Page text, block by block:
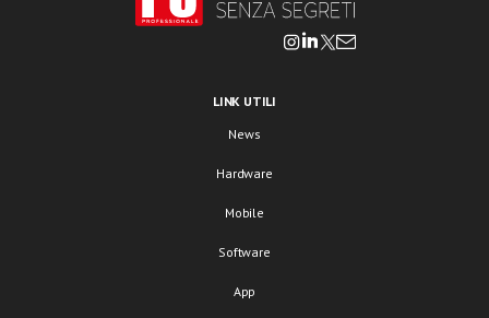
LINK UTILI
News
Hardware
Mobile
Software
App